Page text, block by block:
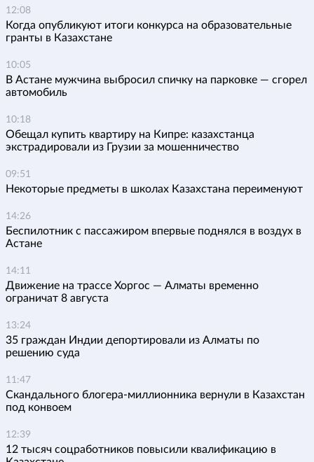
12:08
Когда опубликуют итоги конкурса на образовательные
гранты в Казахстане
10:05
В Астане мужчина выбросил спичку на парковке — сгорел
автомобиль
10:18
Обещал купить квартиру на Кипре: казахстанца
экстрадировали из Грузии за мошенничество
09:51
Некоторые предметы в школах Казахстана переименуют
14:26
Беспилотник с пассажиром впервые поднялся в воздух в
Астане
14:11
Движение на трассе Хоргос — Алматы временно
ограничат 8 августа
13:24
35 граждан Индии депортировали из Алматы по
решению суда
11:47
Скандального блогера-миллионника вернули в Казахстан
под конвоем
12:39
12 тысяч соцработников повысили квалификацию в